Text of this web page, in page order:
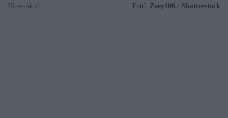
Illusztráció Fotó: Zoey106 / Shutterstock